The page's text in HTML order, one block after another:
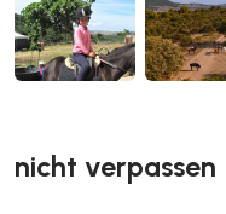
nicht verpassen